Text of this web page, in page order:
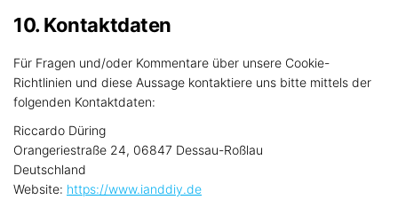
10. Kontaktdaten
Für Fragen und/oder Kommentare über unsere Cookie-
Richtlinien und diese Aussage kontaktiere uns bitte mittels der
folgenden Kontaktdaten:
Riccardo Düring
Orangeriestraße 24, 06847 Dessau-Roßlau
Deutschland
Website: https://www.ianddiy.de